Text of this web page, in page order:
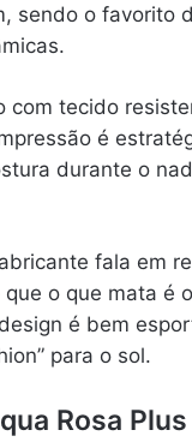
sendo o favorito
com tecido
é
durante o
fala em
que o que mata é
é bem
para o sol.
Rosa